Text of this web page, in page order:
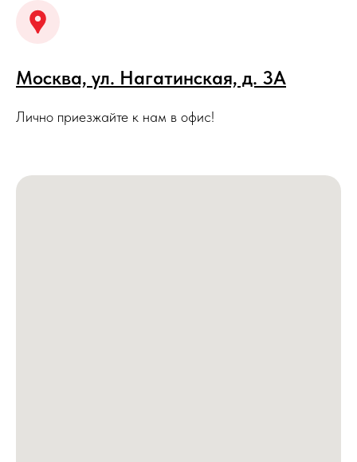
Москва, ул. Нагатинская, д. 3A
Лично приезжайте к нам в офис!